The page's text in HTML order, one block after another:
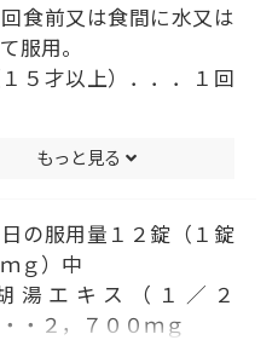
食前又は食間に水又は
服用。
５才以上）．．．１回
は服用しないこと
用量に関連する注意）
用させる場合には、保
もっと見る
の服用量１２錠（１錠
ｇ）中
湯エキス（１／２
・２，７００ｍｇ